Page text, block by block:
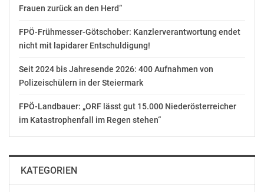
Frauen zurück an den Herd“
FPÖ-Frühmesser-Götschober: Kanzlerverantwortung endet
nicht mit lapidarer Entschuldigung!
Seit 2024 bis Jahresende 2026: 400 Aufnahmen von
Polizeischülern in der Steiermark
FPÖ-Landbauer: „ORF lässt gut 15.000 Niederösterreicher
im Katastrophenfall im Regen stehen“
KATEGORIEN